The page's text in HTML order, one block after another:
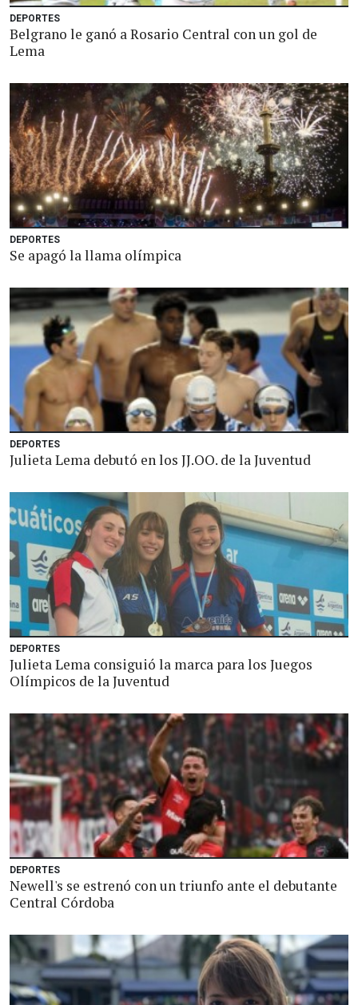
DEPORTES
Belgrano le ganó a Rosario Central con un gol de
Lema
DEPORTES
Se apagó la llama olímpica
DEPORTES
Julieta Lema debutó en los JJ.OO. de la Juventud
DEPORTES
Julieta Lema consiguió la marca para los Juegos
Olímpicos de la Juventud
DEPORTES
Newell's se estrenó con un triunfo ante el debutante
Central Córdoba